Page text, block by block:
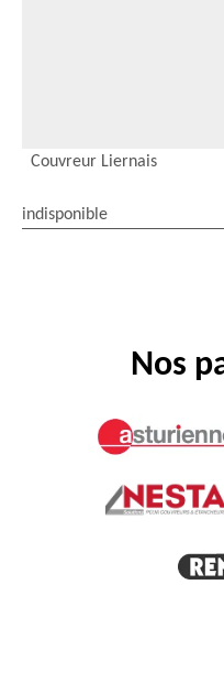
Couvreur Liernais
indisponible
Nos